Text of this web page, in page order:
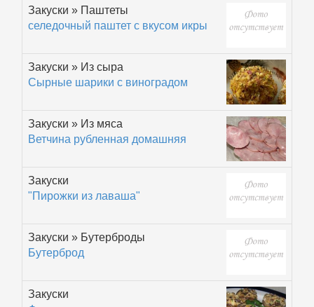
Закуски » Паштеты
селедочный паштет с вкусом икры
Закуски » Из сыра
Сырные шарики с виноградом
Закуски » Из мяса
Ветчина рубленная домашняя
Закуски
"Пирожки из лаваша"
Закуски » Бутерброды
Бутерброд
Закуски